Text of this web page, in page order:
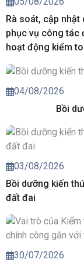
Rà soát, cập
phục vụ công tác
hoạt động kiểm
04/08/2026
Bồi
03/08/2026
Bồi dưỡng kiến
đất đai
30/07/2026